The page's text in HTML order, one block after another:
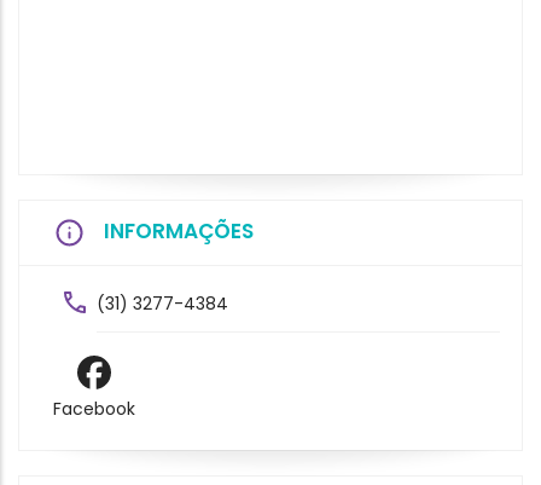
INFORMAÇÕES
(31) 3277-4384
Facebook